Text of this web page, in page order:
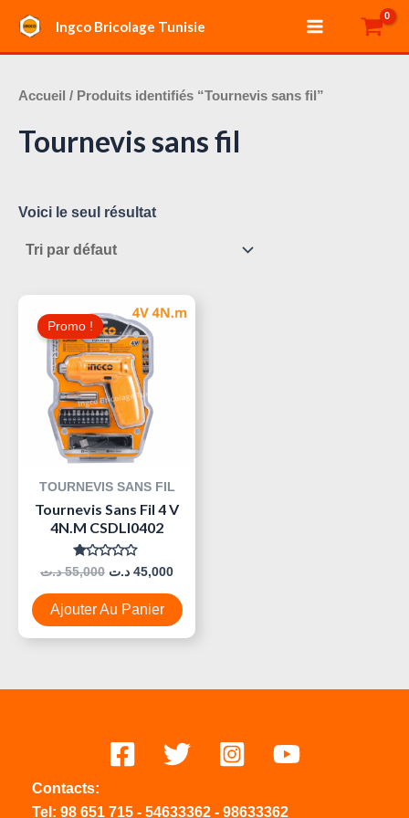
contenu
Ingco Bricolage Tunisie
Main
Menu
Accueil / Produits identifiés “Tournevis sans fil”
Tournevis sans fil
Voici le seul résultat
Promo !
TOURNEVIS SANS FIL
Tournevis Sans Fil 4 V
4N.m CSDLI0402
Note
0
Sur
5
55,000 د.ت
Prix
Initial
Était :
45,000 د.ت
Prix
Ajouter Au Panier
Contacts:
Tel: 98 651 715 - 54633362 - 98633362